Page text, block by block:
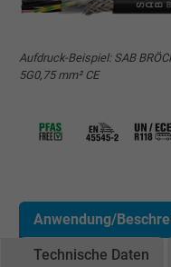
Aufdruck-Beispiel: SAB
5G0,75 mm² CE
Anwendung/
Technische Daten